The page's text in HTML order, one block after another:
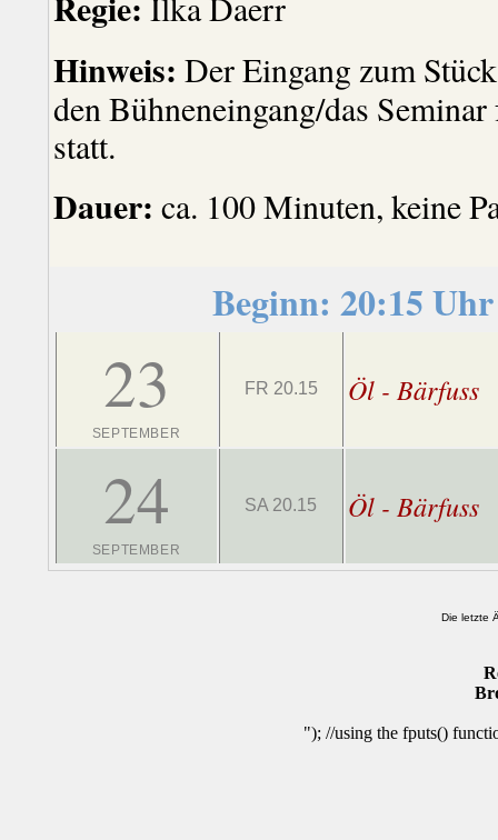
Hinweis: Der Eingang zum
den Bühneneingang/das
statt.
Dauer: ca. 100 Minuten, keine
Beginn: 20:15 Uhr
23
SEPTEMBER
FR 20.15 Öl - Bärfuss
24
SEPTEMBER
SA 20.15 Öl - Bärfuss
Die letzte
"); //using the fputs()